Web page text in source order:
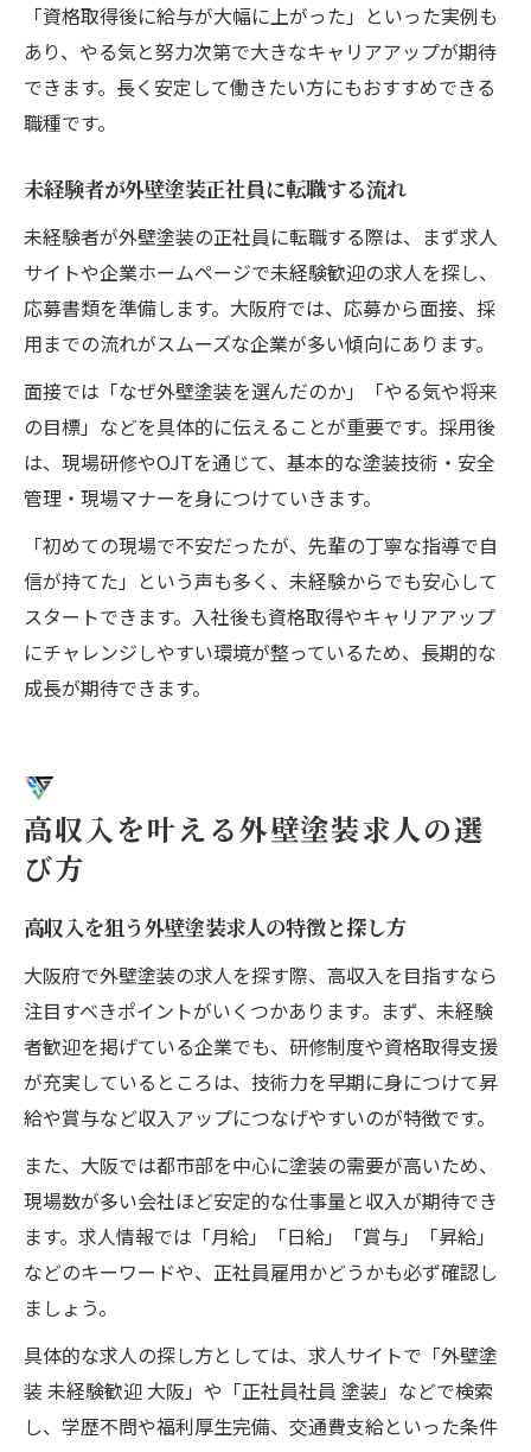
「資格取得後に給与が大幅に上がった」といった実例も
あり、やる気と努力次第で大きなキャリアアップが期待
できます。長く安定して働きたい方にもおすすめできる
職種です。
未経験者が外壁塗装正社員に転職する流れ
未経験者が外壁塗装の正社員に転職する際は、まず求人
サイトや企業ホームページで未経験歓迎の求人を探し、
応募書類を準備します。大阪府では、応募から面接、採
用までの流れがスムーズな企業が多い傾向にあります。
面接では「なぜ外壁塗装を選んだのか」「やる気や将来
の目標」などを具体的に伝えることが重要です。採用後
は、現場研修やOJTを通じて、基本的な塗装技術・安全
管理・現場マナーを身につけていきます。
「初めての現場で不安だったが、先輩の丁寧な指導で自
信が持てた」という声も多く、未経験からでも安心して
スタートできます。入社後も資格取得やキャリアアップ
にチャレンジしやすい環境が整っているため、長期的な
成長が期待できます。
高収入を叶える外壁塗装求人の選
び方
高収入を狙う外壁塗装求人の特徴と探し方
大阪府で外壁塗装の求人を探す際、高収入を目指すなら
注目すべきポイントがいくつかあります。まず、未経験
者歓迎を掲げている企業でも、研修制度や資格取得支援
が充実しているところは、技術力を早期に身につけて昇
給や賞与など収入アップにつなげやすいのが特徴です。
また、大阪では都市部を中心に塗装の需要が高いため、
現場数が多い会社ほど安定的な仕事量と収入が期待でき
ます。求人情報では「月給」「日給」「賞与」「昇給」
などのキーワードや、正社員雇用かどうかも必ず確認し
ましょう。
具体的な求人の探し方としては、求人サイトで「外壁塗
装 未経験歓迎 大阪」や「正社員社員 塗装」などで検索
し、学歴不問や福利厚生完備、交通費支給といった条件